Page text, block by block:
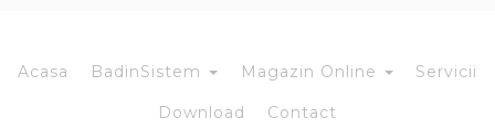
Acasa BadinSistem Magazin Online Servicii
Download Contact